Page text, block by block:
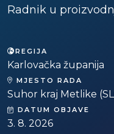
Radnik u
REGIJA
Karlovačka županija
MJESTO RADA
Suhor kraj Metlike
DATUM OBJAVE
3. 8. 2026